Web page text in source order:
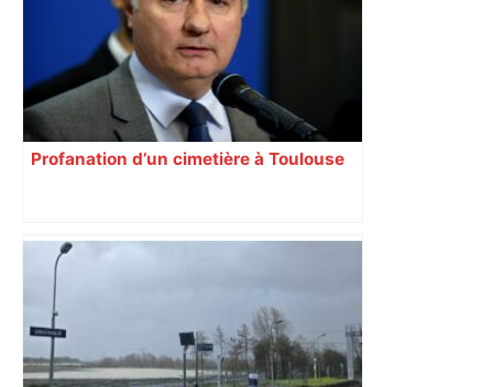
Profanation d’un cimetière à Toulouse